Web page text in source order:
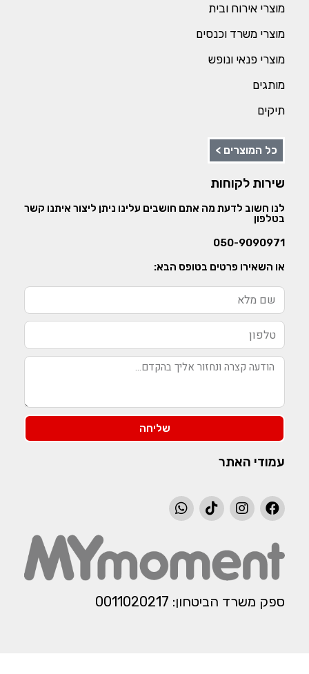
מוצרי אירוח ובית
מוצרי משרד וכנסים
מוצרי פנאי ונופש
מותגים
תיקים
כל המוצרים >
שירות לקוחות
לנו חשוב לדעת מה אתם חושבים עלינו ניתן ליצור איתנו קשר
בטלפון
050-9090971
או השאירו פרטים בטופס הבא:
שליחה
עמודי האתר
ספק משרד הביטחון: 0011020217​​